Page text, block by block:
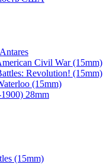
Civil War (15mm)
Revolution! (15mm)
(15mm)
28mm
(15mm)